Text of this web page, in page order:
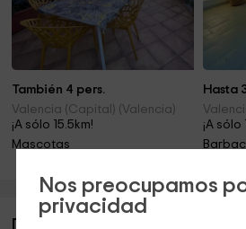
Nos preocupamos
privacidad
También 4 pers.
Valencia (Capital) (Valencia)
¡A sólo 15.5km!
Mascotas
Hasta
¡A sólo